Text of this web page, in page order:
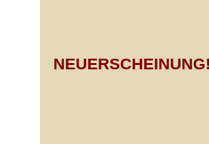
NEUERSCHEINUNG!